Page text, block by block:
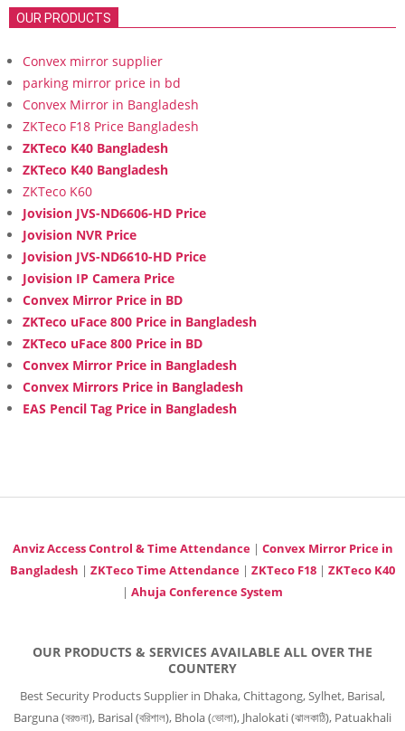
OUR PRODUCTS
Convex mirror supplier
parking mirror price in bd
Convex Mirror in Bangladesh
ZKTeco F18 Price Bangladesh
ZKTeco K40 Bangladesh
ZKTeco K40 Bangladesh
ZKTeco K60
Jovision JVS-ND6606-HD Price
Jovision NVR Price
Jovision JVS-ND6610-HD Price
Jovision IP Camera Price
Convex Mirror Price in BD
ZKTeco uFace 800 Price in Bangladesh
ZKTeco uFace 800 Price in BD
Convex Mirror Price in Bangladesh
Convex Mirrors Price in Bangladesh
EAS Pencil Tag Price in Bangladesh
Anviz Access Control & Time Attendance| Convex Mirror Price in
Bangladesh | ZKTeco Time Attendance | ZKTeco F18 | ZKTeco K40
| Ahuja Conference System
OUR PRODUCTS & SERVICES AVAILABLE ALL OVER THE
COUNTERY
Best Security Products Supplier in Dhaka, Chittagong, Sylhet, Barisal,
Barguna (বরগুনা), Barisal (বরিশাল), Bhola (ভোলা), Jhalokati (ঝালকাঠি), Patuakhali